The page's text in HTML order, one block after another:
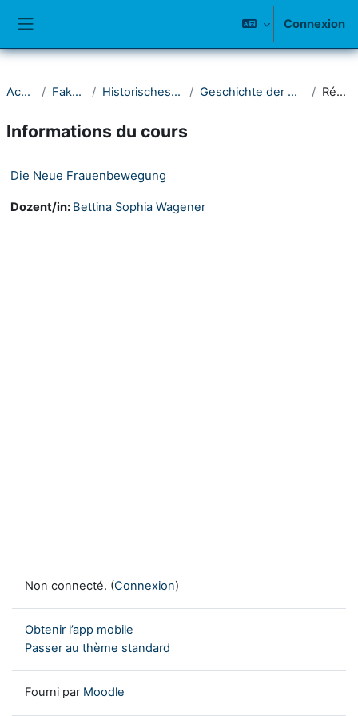
Connexion
Accueil Fakultät I Historisches Seminar Geschichte der Gegenwart Résumé
Informations du cours
Die Neue Frauenbewegung
Dozent/in: Bettina Sophia Wagener
Non connecté. (Connexion)
Obtenir l’app mobile
Passer au thème standard
Fourni par Moodle